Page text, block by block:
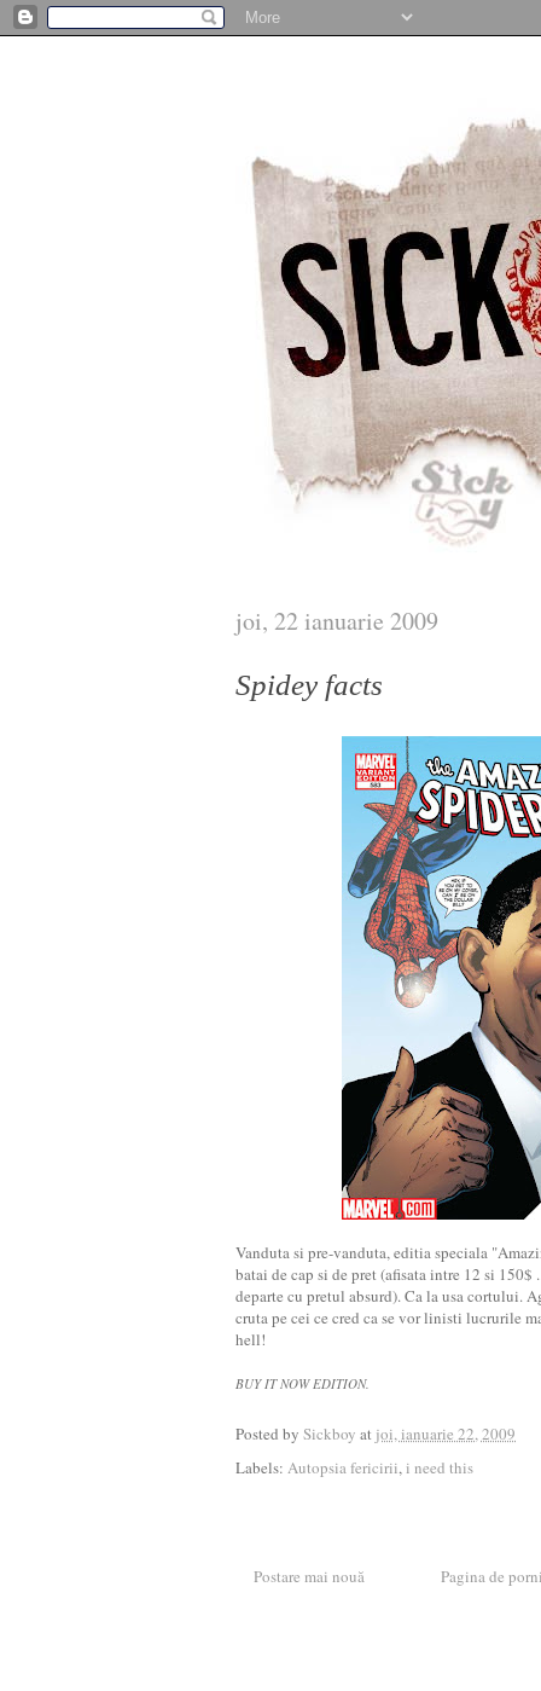
joi, 22 ianuarie 2009
Spidey facts
Vanduta si pre-vanduta, editia speciala
batai de cap si de pret (afisata intre 12 si 150$
departe cu pretul absurd). Ca la usa cortului.
cruta pe cei ce cred ca se vor linisti lucrurile
hell!
BUY IT NOW EDITION.
Posted by Sickboy at joi, ianuarie 22, 2009
Labels: Autopsia fericirii, i need this
Postare mai nouă Pagina de